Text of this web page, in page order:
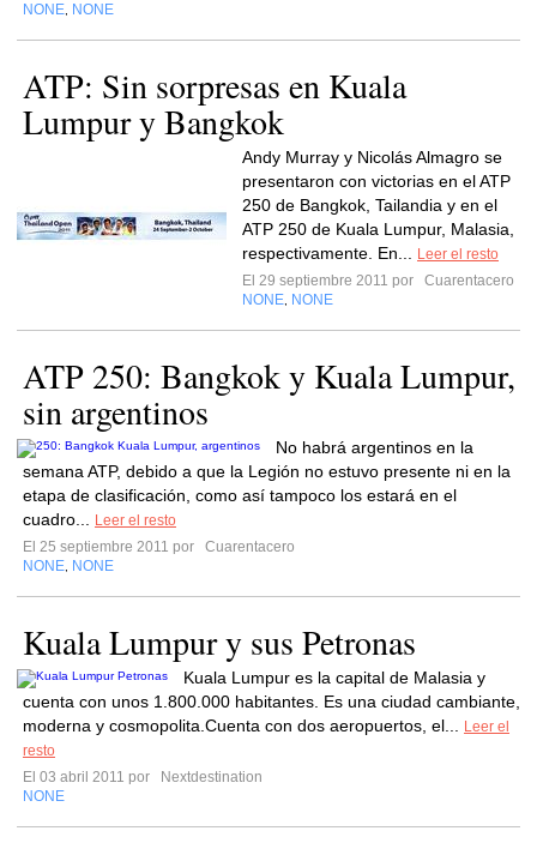
NONE NONE
ATP: Sin sorpresas en Kuala
Lumpur y Bangkok
Andy Murray y Nicolás Almagro se
presentaron con victorias en el ATP
250 de Bangkok, Tailandia y en el
ATP 250 de Kuala Lumpur, Malasia,
respectivamente. En...
Leer el resto
El 29 septiembre 2011 por
Cuarentacero
NONE NONE
ATP 250: Bangkok y Kuala Lumpur,
sin argentinos
No habrá argentinos en la
semana ATP, debido a que la Legión no estuvo presente ni en la
etapa de clasificación, como así tampoco los estará en el
cuadro...
Leer el resto
El 25 septiembre 2011 por
Cuarentacero
NONE NONE
Kuala Lumpur y sus Petronas
Kuala Lumpur es la capital de Malasia y
cuenta con unos 1.800.000 habitantes. Es una ciudad cambiante,
moderna y cosmopolita.Cuenta con dos aeropuertos, el...
Leer el
resto
El 03 abril 2011 por
Nextdestination
NONE